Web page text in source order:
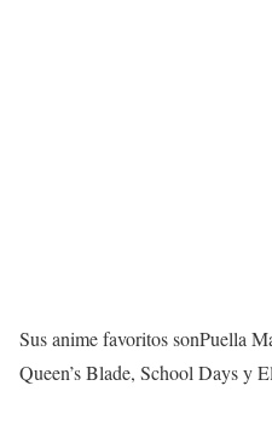
Sus anime favoritos sonPuella
Queen’s Blade, School Days y